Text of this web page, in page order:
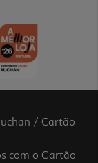
/ Cartão
com o Cartão